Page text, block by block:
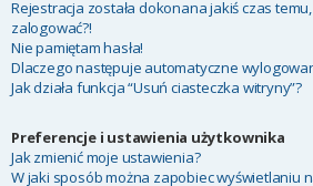
Rejestracja została dokonana jakiś czas
zalogować?!
Nie pamiętam hasła!
Dlaczego następuje automatyczne
Jak działa funkcja “Usuń ciasteczka witryny”?
Preferencje i ustawienia użytkownika
Jak zmienić moje ustawienia?
W jaki sposób można zapobiec wyświetlaniu